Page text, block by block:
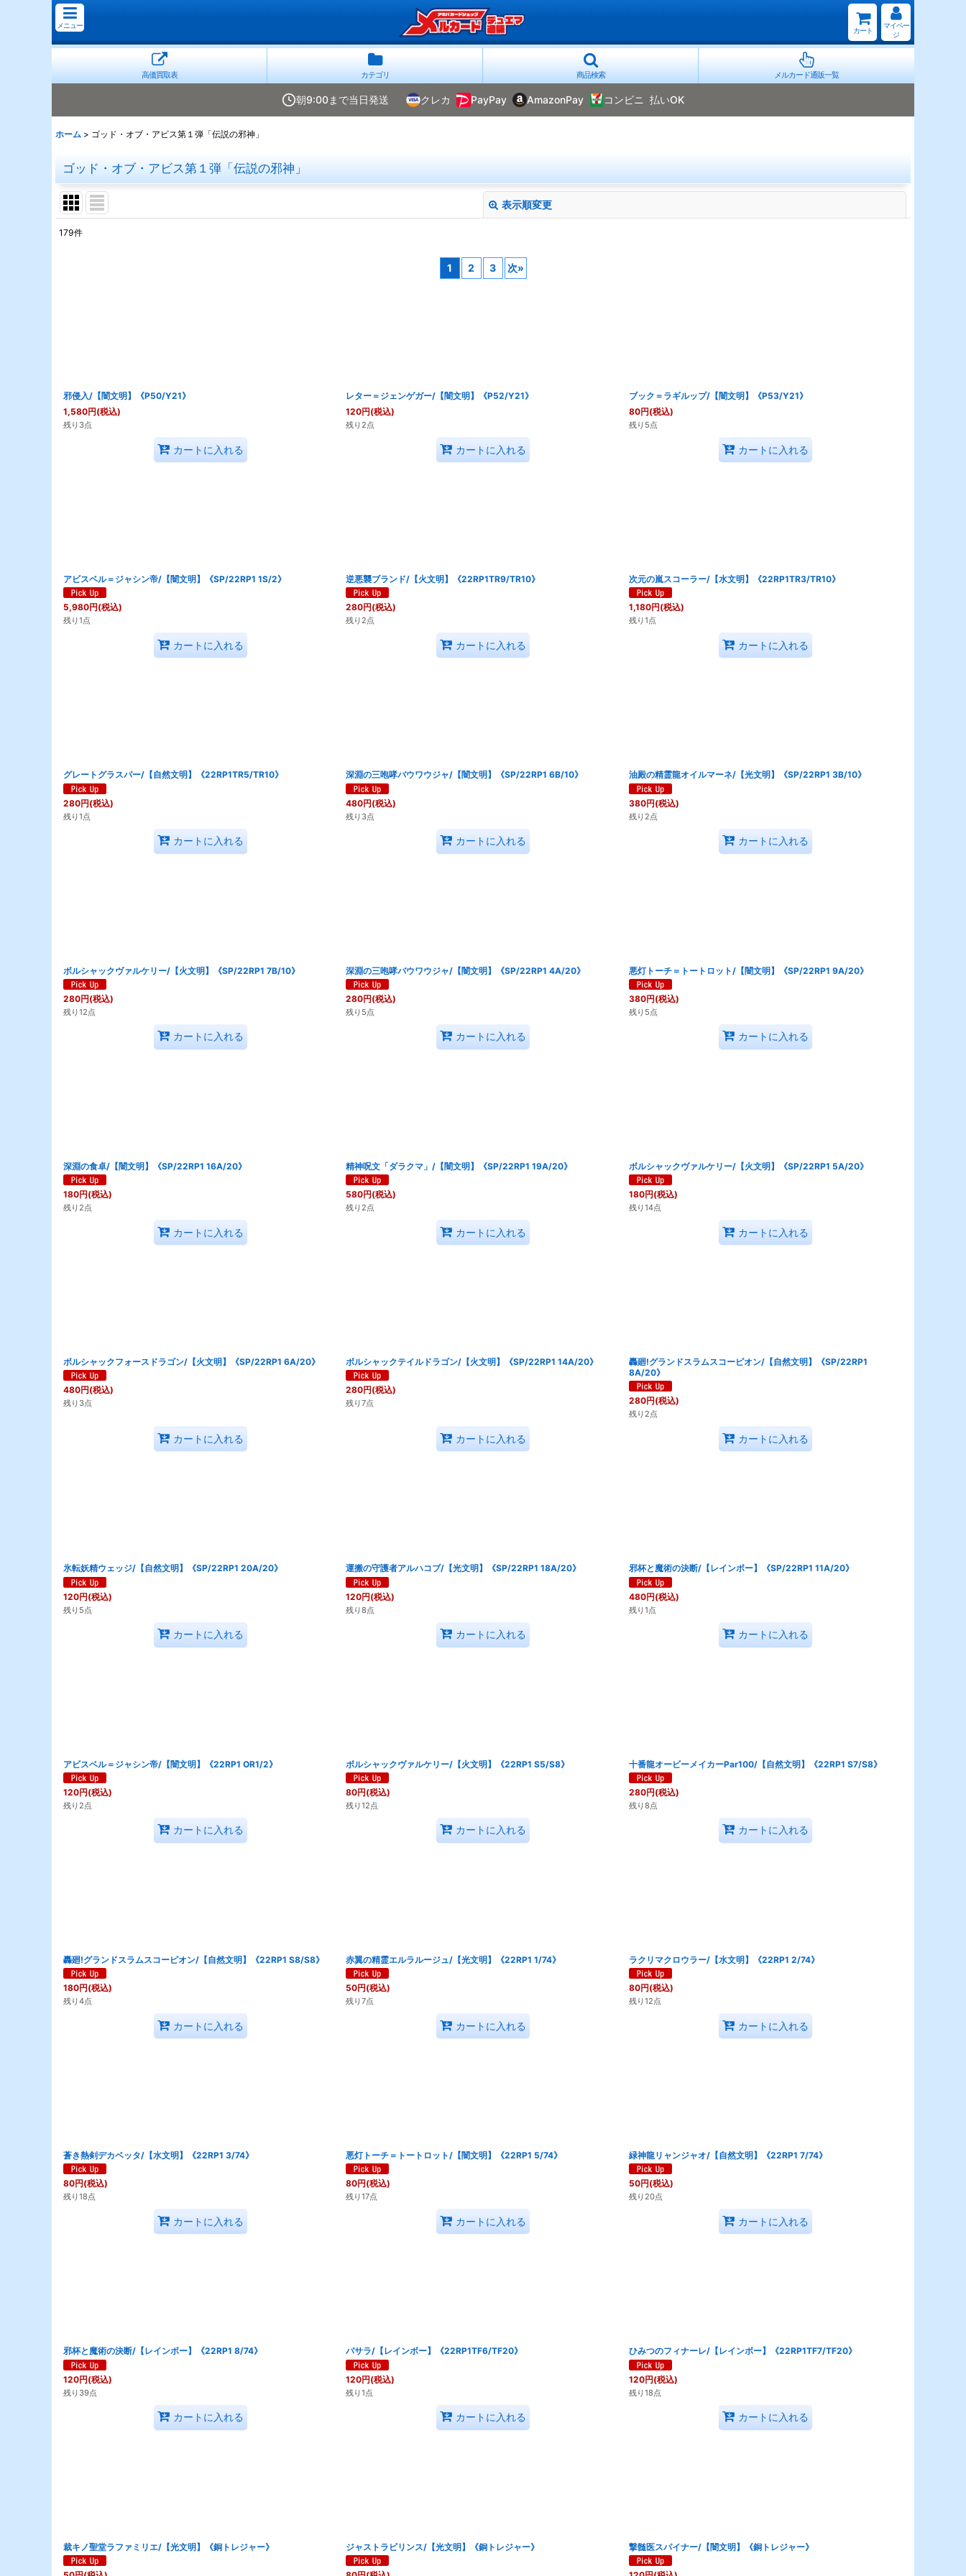
メニュー
カート
マイペー
ジ
高価買取表 カテゴリ 商品検索 メルカード通販一覧
朝9:00まで当日発送 クレカ PayPay AmazonPay コンビニ 払いOK
ホーム > ゴッド・オブ・アビス第１弾「伝説の邪神」
ゴッド・オブ・アビス第１弾「伝説の邪神」
表示順変更
179件
1 2 3 次»
邪侵入/【闇文明】《P50/Y21》
1,580円(税込)
残り3点
カートに入れる
レター＝ジェンゲガー/【闇文明】《P52/Y21》
120円(税込)
残り2点
カートに入れる
ブック＝ラギルップ/【闇文明】《P53/Y21》
80円(税込)
残り5点
カートに入れる
アビスベル＝ジャシン帝/【闇文明】《SP/22RP1 1S/2》
5,980円(税込)
残り1点
カートに入れる
逆悪襲ブランド/【火文明】《22RP1TR9/TR10》
280円(税込)
残り2点
カートに入れる
次元の嵐スコーラー/【水文明】《22RP1TR3/TR10》
1,180円(税込)
残り1点
カートに入れる
グレートグラスパー/【自然文明】《22RP1TR5/TR10》
280円(税込)
残り1点
カートに入れる
深淵の三咆哮バウワウジャ/【闇文明】《SP/22RP1 6B/10》
480円(税込)
残り3点
カートに入れる
油殿の精霊龍オイルマーネ/【光文明】《SP/22RP1 3B/10》
380円(税込)
残り2点
カートに入れる
ボルシャックヴァルケリー/【火文明】《SP/22RP1 7B/10》
280円(税込)
残り12点
カートに入れる
深淵の三咆哮バウワウジャ/【闇文明】《SP/22RP1 4A/20》
280円(税込)
残り5点
カートに入れる
悪灯トーチ＝トートロット/【闇文明】《SP/22RP1 9A/20》
380円(税込)
残り5点
カートに入れる
深淵の食卓/【闇文明】《SP/22RP1 16A/20》
180円(税込)
残り2点
カートに入れる
精神呪文「ダラクマ」/【闇文明】《SP/22RP1 19A/20》
580円(税込)
残り2点
カートに入れる
ボルシャックヴァルケリー/【火文明】《SP/22RP1 5A/20》
180円(税込)
残り14点
カートに入れる
ボルシャックフォースドラゴン/【火文明】《SP/22RP1 6A/20》
480円(税込)
残り3点
カートに入れる
ボルシャックテイルドラゴン/【火文明】《SP/22RP1 14A/20》
280円(税込)
残り7点
カートに入れる
轟廻!グランドスラムスコーピオン/【自然文明】《SP/22RP1
8A/20》
280円(税込)
残り2点
カートに入れる
氷転妖精ウェッジ/【自然文明】《SP/22RP1 20A/20》
120円(税込)
残り5点
カートに入れる
運搬の守護者アルハコブ/【光文明】《SP/22RP1 18A/20》
120円(税込)
残り8点
カートに入れる
邪杯と魔術の決断/【レインボー】《SP/22RP1 11A/20》
480円(税込)
残り1点
カートに入れる
アビスベル＝ジャシン帝/【闇文明】《22RP1 OR1/2》
120円(税込)
残り2点
カートに入れる
ボルシャックヴァルケリー/【火文明】《22RP1 S5/S8》
80円(税込)
残り12点
カートに入れる
十番龍オービーメイカーPar100/【自然文明】《22RP1 S7/S8》
280円(税込)
残り8点
カートに入れる
轟廻!グランドスラムスコーピオン/【自然文明】《22RP1 S8/S8》
180円(税込)
残り4点
カートに入れる
赤翼の精霊エルラルージュ/【光文明】《22RP1 1/74》
50円(税込)
残り7点
カートに入れる
ラクリマクロウラー/【水文明】《22RP1 2/74》
80円(税込)
残り12点
カートに入れる
蒼き熱剣デカベッタ/【水文明】《22RP1 3/74》
80円(税込)
残り18点
カートに入れる
悪灯トーチ＝トートロット/【闇文明】《22RP1 5/74》
80円(税込)
残り17点
カートに入れる
緑神龍リャンジャオ/【自然文明】《22RP1 7/74》
50円(税込)
残り20点
カートに入れる
邪杯と魔術の決断/【レインボー】《22RP1 8/74》
120円(税込)
残り39点
カートに入れる
バサラ/【レインボー】《22RP1TF6/TF20》
120円(税込)
残り1点
カートに入れる
ひみつのフィナーレ/【レインボー】《22RP1TF7/TF20》
120円(税込)
残り18点
カートに入れる
裁キノ聖堂ラファミリエ/【光文明】《銅トレジャー》 ジャストラビリンス/【光文明】《銅トレジャー》 撃髄医スパイナー/【闇文明】《銅トレジャー》